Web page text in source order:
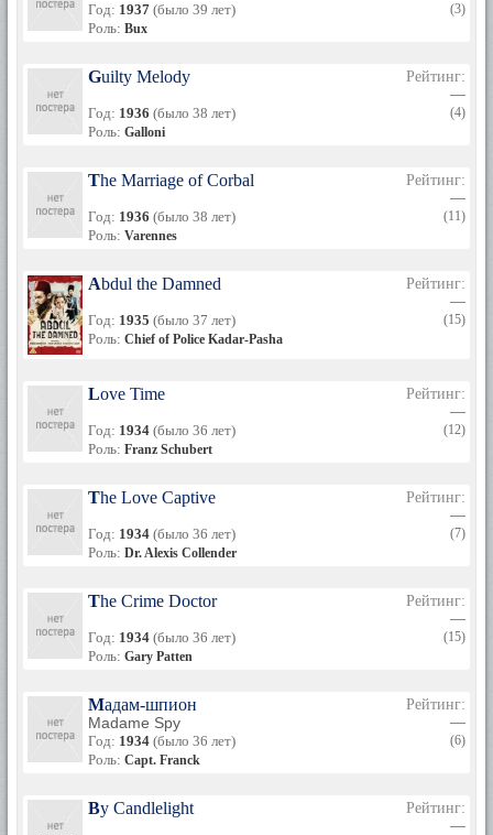
Год: 1937 (было 39 лет)
Роль: Bux
(3)
Guilty Melody
Год: 1936 (было 38 лет)
Роль: Galloni
Рейтинг:
—
(4)
The Marriage of Corbal
Год: 1936 (было 38 лет)
Роль: Varennes
Рейтинг:
—
(11)
Abdul the Damned
Год: 1935 (было 37 лет)
Роль: Chief of Police Kadar-Pasha
Рейтинг:
—
(15)
Love Time
Год: 1934 (было 36 лет)
Роль: Franz Schubert
Рейтинг:
—
(12)
The Love Captive
Год: 1934 (было 36 лет)
Роль: Dr. Alexis Collender
Рейтинг:
—
(7)
The Crime Doctor
Год: 1934 (было 36 лет)
Роль: Gary Patten
Рейтинг:
—
(15)
Мадам-шпион
Madame Spy
Год: 1934 (было 36 лет)
Роль: Capt. Franck
Рейтинг:
—
(6)
By Candlelight
Рейтинг:
—